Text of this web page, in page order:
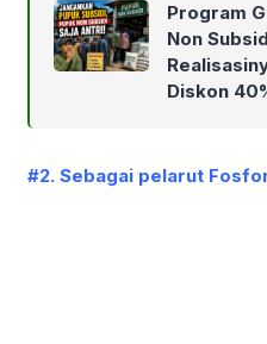
Program
Non
Diskon
#2. Sebagai pelarut